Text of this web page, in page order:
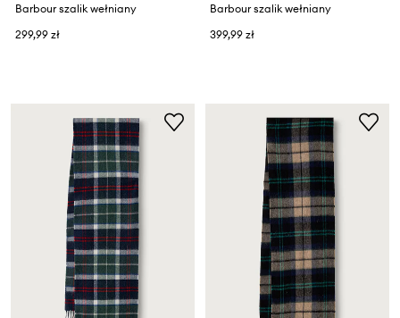
Barbour szalik wełniany
299,99 zł
Barbour szalik wełniany
399,99 zł